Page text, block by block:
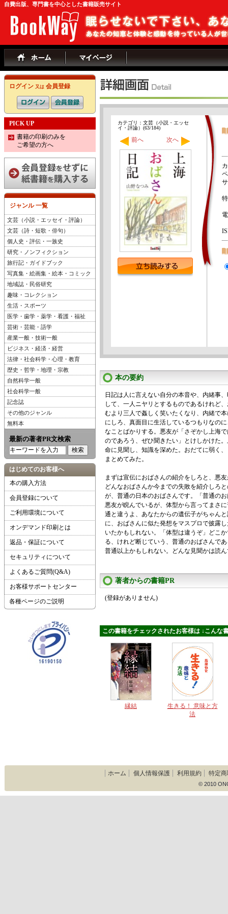
自費出版、専門書を中心とした書籍販売サイト
ログイン 又は 会員登録
PICK UP
書籍の印刷のみを
ご希望の方へ
ジャンル 一覧
文芸（小説・エッセイ・評論）
文芸（詩・短歌・俳句）
個人史・評伝・一族史
研究・ノンフィクション
旅行記・ガイドブック
写真集・絵画集・絵本・コミック
地域誌・民俗研究
趣味・コレクション
生活・スポーツ
医学・歯学・薬学・看護・福祉
芸術・芸能・語学
産業一般・技術一般
ビジネス・経済・経営
法律・社会科学・心理・教育
歴史・哲学・地理・宗教
自然科学一般
社会科学一般
記念誌
その他のジャンル
無料本
最新の著者PR文検索
はじめてのお客様へ
本の購入方法
会員登録について
ご利用環境について
オンデマンド印刷とは
返品・保証について
セキュリティについて
よくあるご質問(Q&A)
お客様サポートセンター
各種ページのご説明
カテゴリ：文芸（小説・エッセ
イ・評論）(63/184)
前へ 次へ
本の要約
日記は人に言えない自分の本音や、内緒事
して、一人ニヤリとするものであるけれど
むより三人で姦しく笑いたくなり、内緒で
にしろ、真面目に生活しているつもりなの
なことばかりする。悪友が「さぞかし上海
のであろう、ぜひ聞きたい」とけしかけた
命に見聞し、知識を深めた。おだてに弱く
まとめてみた。
まずは宣伝におばさんの紹介をしろと、悪
どんなおばさんか今までの失敗を紹介しろ
が、普通の日本のおばさんです。「普通の
悪友が睨んでいるが、体型から言ってまさ
通と違うよ、あなたからの遺伝子がちゃん
に、おばさんに似た発想をマスプロで披露
いたかもしれない。「体型は違うぞ」どこ
る、けれど断じていう、普通のおばさんで
普通以上かもしれない。どんな見聞かは読
著者からの書籍PR
(登録がありません)
この書籍をチェックされたお客様は ↓こんな
縁結
生きる！ 意味と方
法
ホーム 個人情報保護 利用規約 特定
© 2010